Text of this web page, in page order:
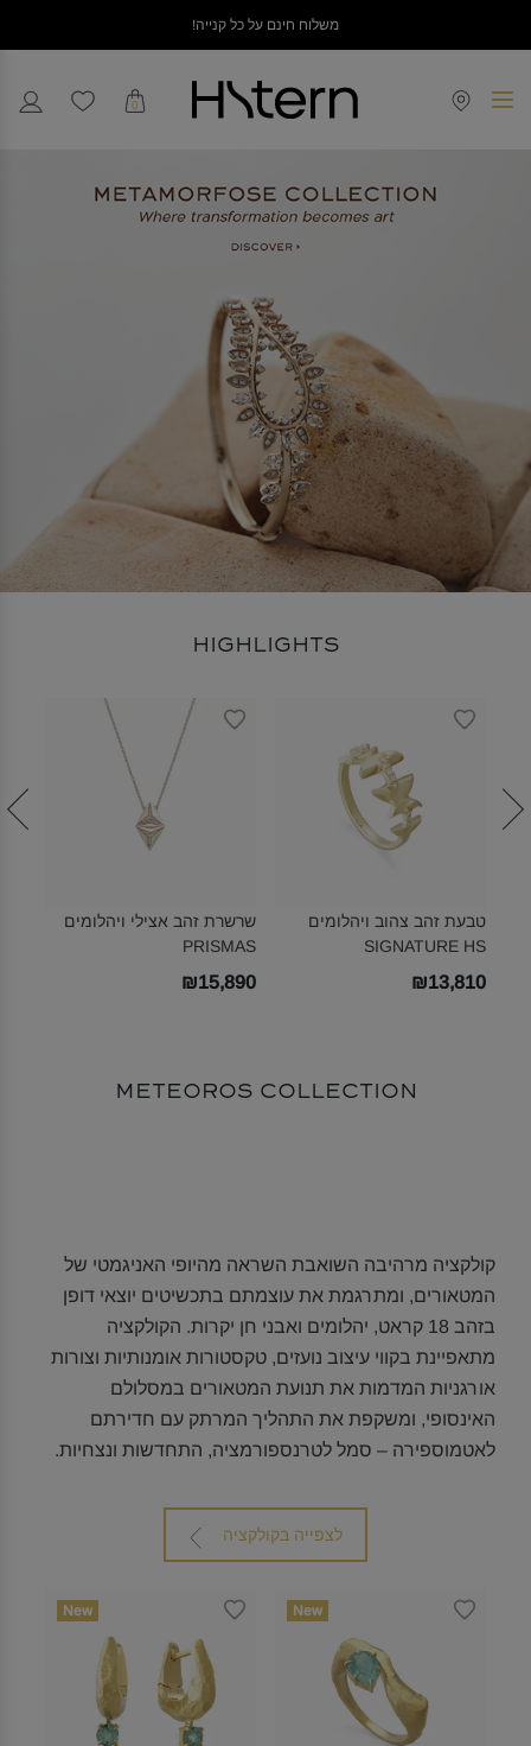
משלוח חינם על כל קנייה!
0
HIGHLIGHTS
טבעת זהב צהוב ויהלומים
SIGNATURE HS‎
₪13,810
שרשרת זהב אצילי ויהלומים
PRISMAS‎
₪15,890
METEOROS COLLECTION
קולקציה מרהיבה השואבת השראה מהיופי האניגמטי של
המטאורים, ומתרגמת את עוצמתם בתכשיטים יוצאי דופן
בזהב 18 קראט, יהלומים ואבני חן יקרות. הקולקציה
מתאפיינת בקווי עיצוב נועזים, טקסטורות אומנותיות וצורות
אורגניות המדמות את תנועת המטאורים במסלולם
האינסופי, ומשקפת את התהליך המרתק עם חדירתם
לאטמוספירה – סמל לטרנספורמציה, התחדשות ונצחיות.
לצפייה בקולקציה
New
New